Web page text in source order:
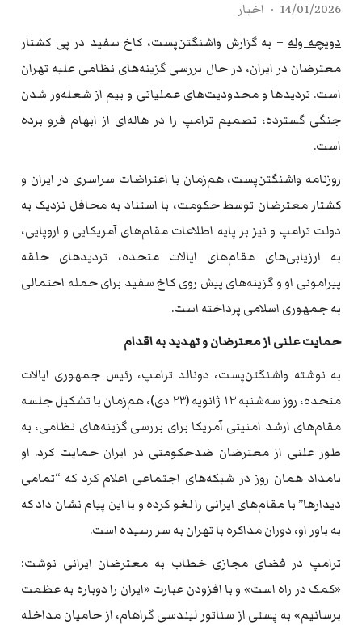
14/01/2026
اخبار
دویچه وله– به گزارش واشنگتن‌پست، کاخ سفید در پی کشتار
معترضان در ایران، در حال بررسی گزینه‌های نظامی علیه تهران
است. تردیدها و محدودیت‌های عملیاتی و بیم از شعله‌ور شدن
جنگی گسترده، تصمیم ترامپ را در هاله‌ای از ابهام فرو برده
است.
روزنامه واشنگتن‌پست، هم‌زمان با اعتراضات سراسری در ایران و
کشتار معترضان توسط حکومت، با استناد به محافل نزدیک به
دولت ترامپ و نیز بر پایه اطلاعات مقام‌های آمریکایی و اروپایی،
به ارزیابی‌های مقام‌های ایالات متحده، تردیدهای حلقه
پیرامونی او و گزینه‌های پیش روی کاخ سفید برای حمله احتمالی
به جمهوری اسلامی پرداخته است.
حمایت علنی از معترضان و تهدید به اقدام
به نوشته واشنگتن‌پست، دونالد ترامپ، رئیس جمهوری ایالات
متحده، روز سه‌شنبه ۱۳ ژانویه (۲۳ دی)، هم‌زمان با تشکیل جلسه
مقام‌های ارشد امنیتی آمریکا برای بررسی گزینه‌های نظامی، به
طور علنی از معترضان ضدحکومتی در ایران حمایت کرد. او
بامداد همان روز در شبکه‌های اجتماعی اعلام کرد که “تمامی
دیدارها” با مقام‌های ایرانی را لغو کرده و با این پیام نشان داد که
به باور او، دوران مذاکره با تهران به سر رسیده است.
ترامپ در فضای مجازی خطاب به معترضان ایرانی نوشت:
«کمک در راه است» و با افزودن عبارت «ایران را دوباره به عظمت
برسانیم» به پستی از سناتور لیندسی گراهام، از حامیان مداخله